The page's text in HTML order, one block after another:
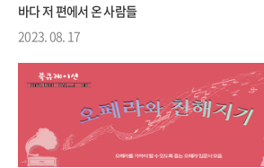
바다 저 편에서 온 사람들
2023. 08. 17